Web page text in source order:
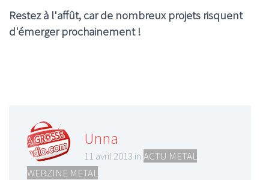
Restez à l'affût, car de nombreux projets risquent
d'émerger prochainement !
Unna
11 avril 2013 in ACTU METAL
WEBZINE METAL